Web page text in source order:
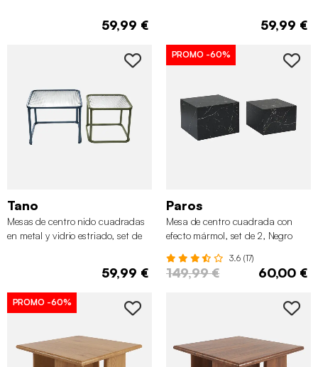
59,99 € 59,99 €
Tano
Mesas de centro nido cuadradas
en metal y vidrio estriado, set de
59,99 €
PROMO -60%
Paros
Mesa de centro cuadrada con
efecto mármol, set de 2, Negro
3.6 (17)
149,99 € 60,00 €
PROMO -60%